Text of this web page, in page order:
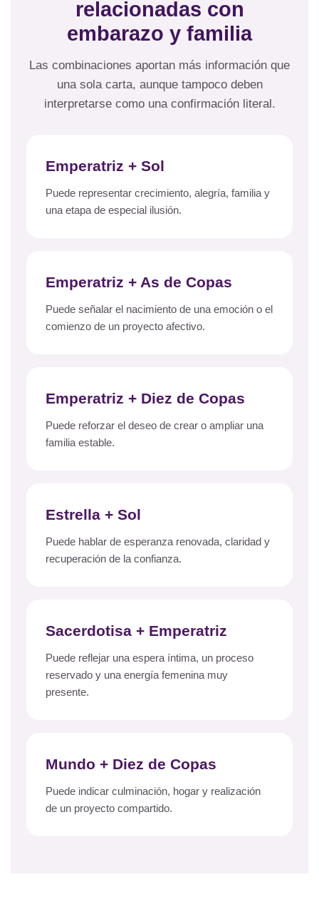
relacionadas con
embarazo y familia
Las combinaciones aportan más información que
una sola carta, aunque tampoco deben
interpretarse como una confirmación literal.
Emperatriz + Sol
Puede representar crecimiento, alegría, familia y
una etapa de especial ilusión.
Emperatriz + As de Copas
Puede señalar el nacimiento de una emoción o el
comienzo de un proyecto afectivo.
Emperatriz + Diez de Copas
Puede reforzar el deseo de crear o ampliar una
familia estable.
Estrella + Sol
Puede hablar de esperanza renovada, claridad y
recuperación de la confianza.
Sacerdotisa + Emperatriz
Puede reflejar una espera íntima, un proceso
reservado y una energía femenina muy
presente.
Mundo + Diez de Copas
Puede indicar culminación, hogar y realización
de un proyecto compartido.